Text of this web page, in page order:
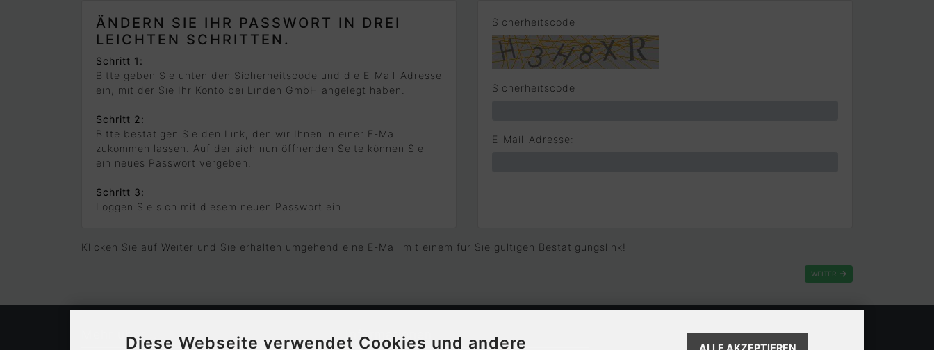
ÄNDERN SIE IHR PASSWORT IN DREI
LEICHTEN SCHRITTEN.
Schritt 1:
Bitte geben Sie unten den Sicherheitscode und die E-Mail-Adresse
ein, mit der Sie Ihr Konto bei Linden GmbH angelegt haben.
Schritt 2:
Bitte bestätigen Sie den Link, den wir Ihnen in einer E-Mail
zukommen lassen. Auf der sich nun öffnenden Seite können Sie
ein neues Passwort vergeben.
Schritt 3:
Loggen Sie sich mit diesem neuen Passwort ein.
Sicherheitscode
Sicherheitscode
E-Mail-Adresse:
Klicken Sie auf Weiter und Sie erhalten umgehend eine E-Mail mit einem für Sie gültigen Bestätigungslink!
WEITER
Mehr über... Informationen
Diese Webseite verwendet Cookies und andere ALLE AKZEPTIEREN